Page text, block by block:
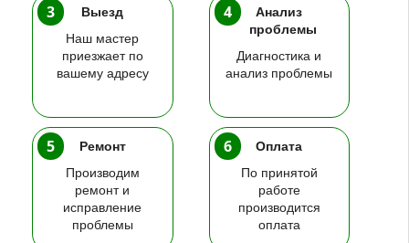
Выезд
Наш мастер
приезжает по
вашему адресу
3
Анализ
проблемы
Диагностика и
анализ проблемы
4
Ремонт
Производим
ремонт и
исправление
проблемы
5
Оплата
По принятой
работе
производится
оплата
6